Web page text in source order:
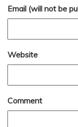
Email (will not be
Website
Comment